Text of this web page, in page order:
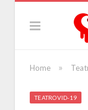
Home »
TEATROVID-19